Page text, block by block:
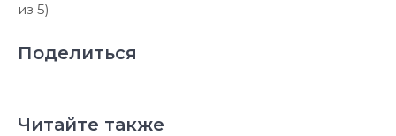
из 5)
Поделиться
Читайте также